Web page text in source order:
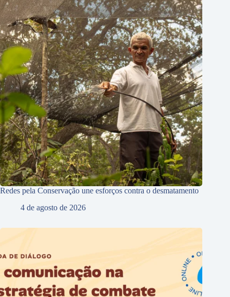
Redes pela Conservação une esforços contra o desmatamento
4 de agosto de 2026